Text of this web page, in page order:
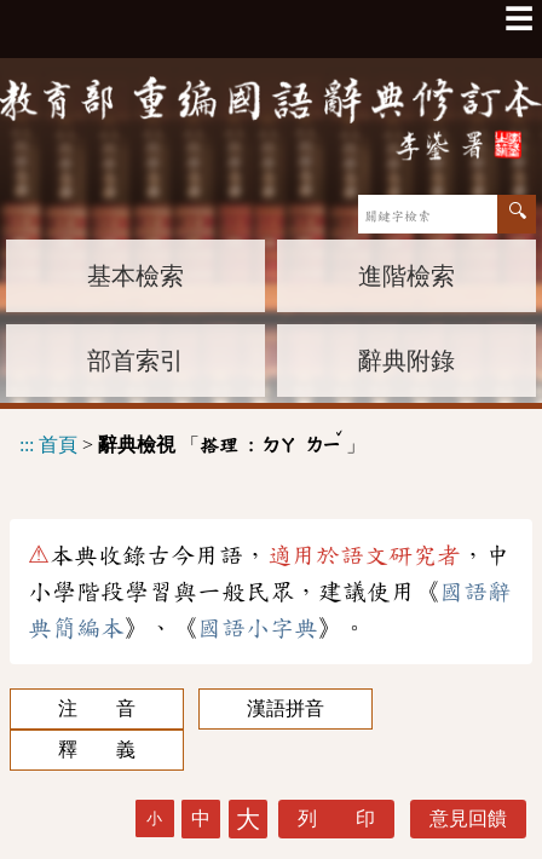
☰
基本檢索 進階檢索
部首索引 辭典附錄
::: 首頁 > 辭典檢視「 搭理 : ㄉㄚ ㄌㄧ
ˇ
」
⚠本典收錄古今用語， 適用於語文研究者 ，中
小學階段學習與一般民眾，建議使用《 國語辭
典簡編本》、《 國語小字典》。
注 音
漢語拼音
釋 義
小 中 大 列 印 意見回饋